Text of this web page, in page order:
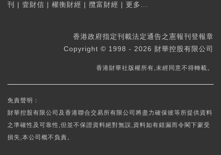
刊
| 壹財信 | 權衡財經 | 攬富財經 | 更多...
香港政府指定刊載法定通告之憲報刊登報章
Copyright © 1998 - 2026 財華控股有限公司
香港財華社版權所有,未經同意不得轉載。
免責聲明：
財華控股有限公司及香港聯合交易所有限公司將盡力確保彼等所提供資料
之準確性及可靠性,但並不保證資料絕對無誤,資料如有錯漏而令閣下蒙受
損失,本公司概不負責。